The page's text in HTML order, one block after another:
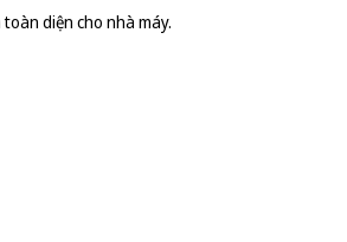
diện cho nhà máy.